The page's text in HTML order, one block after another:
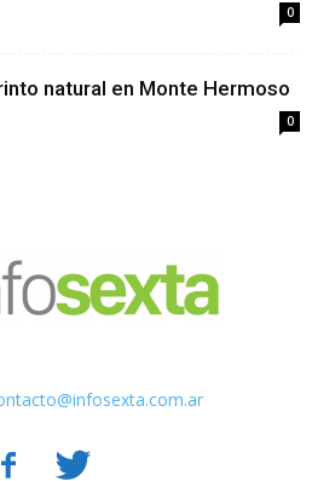
0
natural en Monte Hermoso
0